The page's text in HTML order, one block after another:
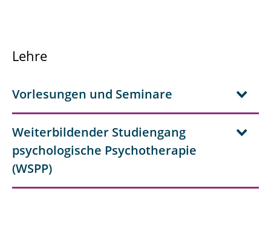
Lehre
Vorlesungen und Seminare
Weiterbildender Studiengang
psychologische Psychotherapie
(WSPP)